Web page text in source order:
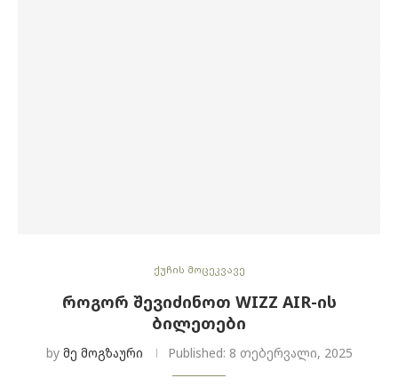
ქუჩის მოცეკვავე
ᲠᲝᲒᲝᲠ ᲨᲔᲕᲘᲫᲘᲜᲝᲗ WIZZ AIR-ᲘᲡ
ᲑᲘᲚᲔᲗᲔᲑᲘ
by მე მოგზაური Published: 8 თებერვალი, 2025